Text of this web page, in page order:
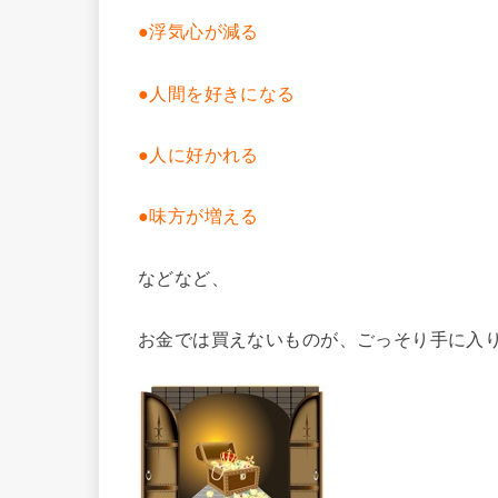
●浮気心が減る
●人間を好きになる
●人に好かれる
●味方が増える
などなど、
お金では買えないものが、ごっそり手に入